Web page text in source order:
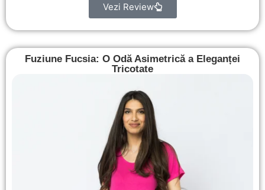
Vezi Review
Fuziune Fucsia: O Odă Asimetrică a Eleganței
Tricotate